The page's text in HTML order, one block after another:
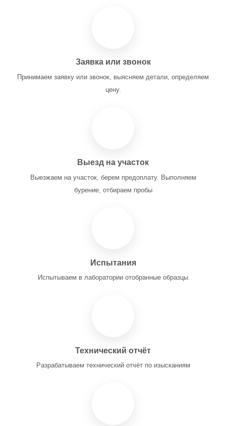
Заявка или звонок
Принимаем заявку или звонок, выясняем детали, определяем
цену.
Выезд на участок
Выезжаем на участок, берем предоплату. Выполняем
бурение, отбираем пробы
Испытания
Испытываем в лаборатории отобранные образцы
Технический отчёт
Разрабатываем технический отчёт по изысканиям